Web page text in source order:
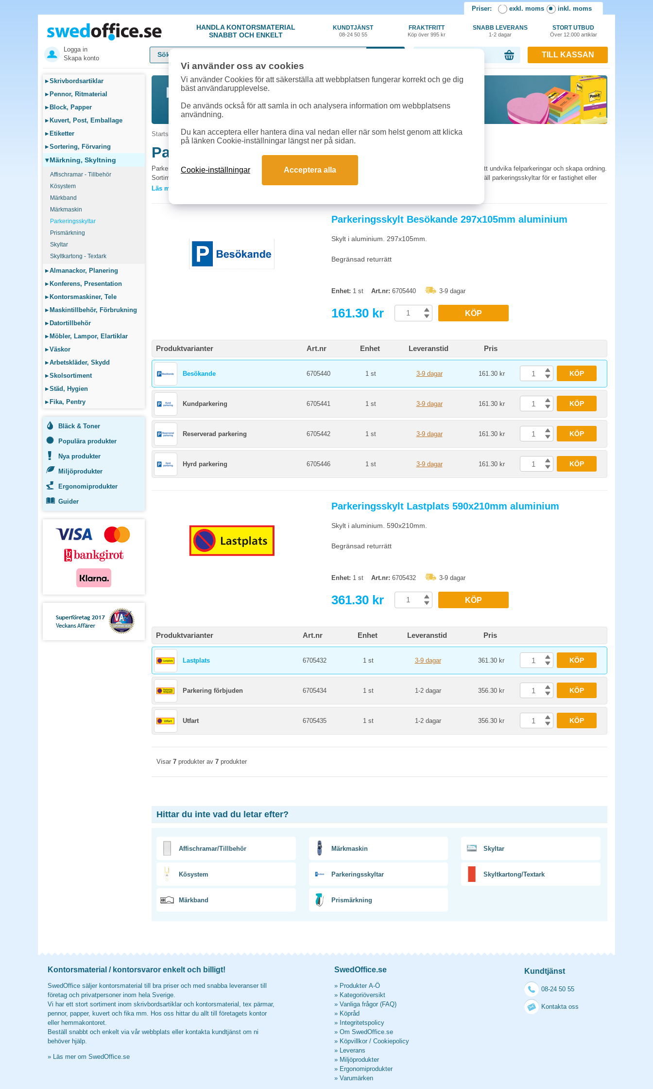
Priser: exkl. moms inkl. moms
HANDLA KONTORSMATERIAL
SNABBT OCH ENKELT
KUNDTJÄNST
08-24 50 55
FRAKTFRITT
Köp över 995 kr
SNABB LEVERANS
1-2 dagar
STORT UTBUD
Över 12.000 artiklar
Logga in
Skapa konto
TILL KASSAN
▸Skrivbordsartiklar
▸ Pennor, Ritmaterial
▸ Block, Papper
▸ Kuvert, Post, Emballage
▸ Etiketter
▸Sortering, Förvaring
▾Märkning, Skyltning
Affischramar - Tillbehör
Kösystem
Märkband
Märkmaskin
Parkeringsskyltar
Prismärkning
Skyltar
Skyltkartong - Textark
▸Almanackor, Planering
▸ Konferens, Presentation
▸ Kontorsmaskiner, Tele
▸ Maskintillbehör, Förbrukning
▸ Datortillbehör
▸ Möbler, Lampor, Elartiklar
▸Väskor
▸Arbetskläder, Skydd
▸Skolsortiment
▸Städ, Hygien
▸ Fika, Pentry
Bläck & Toner
Populära produkter
Nya produkter
Miljöprodukter
Ergonomiprodukter
Guider
Startsida »Märkning, Skyltning»Parkeringsskyltar
Parkeringsskyltar
Parkeringsskyltar reglerar och kommunicerar parkeringsregler på privat mark, i garage och på företagsparkeringar för att undvika felparkeringar och skapa ordning.
Sortimentet täcker förbuds-, reservations- och hänvisningsskyltar i väderbeständigt material som håller utomhus. Beställ parkeringsskyltar för er fastighet eller
verksamhet hos SwedOffice.
Vanliga frågor och svar om parkeringsskyltar
Vilka parkeringsskyltar behöver vi på vår företagsparkering?
Komplettera med hänvisningsskyltar om parkeringen är svårfunnen eller har flera ingångar.
Vad krävs för att en parkeringsskylt ska vara giltig på privat mark?
Läs mer »
Parkeringsskylt Besökande 297x105mm aluminium
Skylt i aluminium. 297x105mm.
Begränsad returrätt
Enhet: 1 st Art.nr: 6705440 3-9 dagar
161.30 kr KÖP
Produktvarianter Art.nr Enhet Leveranstid Pris
Besökande 6705440 1 st 3-9 dagar 161.30 kr KÖP
Kundparkering 6705441 1 st 3-9 dagar 161.30 kr KÖP
Reserverad parkering 6705442 1 st 3-9 dagar 161.30 kr KÖP
Hyrd parkering 6705446 1 st 3-9 dagar 161.30 kr KÖP
Parkeringsskylt Lastplats 590x210mm aluminium
Skylt i aluminium. 590x210mm.
Begränsad returrätt
Enhet: 1 st Art.nr: 6705432 3-9 dagar
361.30 kr KÖP
Produktvarianter Art.nr Enhet Leveranstid Pris
Lastplats 6705432 1 st 3-9 dagar 361.30 kr KÖP
Parkering förbjuden 6705434 1 st 1-2 dagar 356.30 kr KÖP
Utfart 6705435 1 st 1-2 dagar 356.30 kr KÖP
Visar 7 produkter av 7 produkter
Hittar du inte vad du letar efter?
Affischramar/Tillbehör
Kösystem
Märkband
Märkmaskin
Parkeringsskyltar
Prismärkning
Skyltar
Skyltkartong/Textark
Kontorsmaterial / kontorsvaror enkelt och billigt!
SwedOffice säljer kontorsmaterial till bra priser och med snabba leveranser till
företag och privatpersoner inom hela Sverige.
Vi har ett stort sortiment inom skrivbordsartiklar och kontorsmaterial, tex pärmar,
pennor, papper, kuvert och fika mm. Hos oss hittar du allt till företagets kontor
eller hemmakontoret.
Beställ snabbt och enkelt via vår webbplats eller kontakta kundtjänst om ni
behöver hjälp.
» Läs mer om SwedOffice.se
SwedOffice.se
» Produkter A-Ö
» Kategoriöversikt
» Vanliga frågor (FAQ)
» Köpråd
» Integritetspolicy
» Om SwedOffice.se
» Köpvillkor / Cookiepolicy
» Leverans
» Miljöprodukter
» Ergonomiprodukter
» Varumärken
Kundtjänst
08-24 50 55
Kontakta oss
Vi använder oss av cookies
Vi använder Cookies för att säkerställa att webbplatsen fungerar korrekt och ge dig
bäst användarupplevelse.
De används också för att samla in och analysera information om webbplatsens
användning.
Du kan acceptera eller hantera dina val nedan eller när som helst genom att klicka
på länken Cookie-inställningar längst ner på sidan.
Cookie-inställningar Acceptera alla